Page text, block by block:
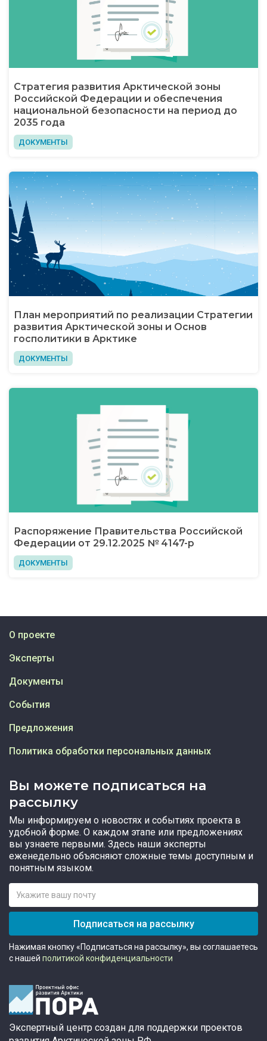
Стратегия развития Арктической зоны
Российской Федерации и обеспечения
национальной безопасности на период до
2035 года
ДОКУМЕНТЫ
План мероприятий по реализации Стратегии
развития Арктической зоны и Основ
госполитики в Арктике
ДОКУМЕНТЫ
Распоряжение Правительства Российской
Федерации от 29.12.2025 № 4147-р
ДОКУМЕНТЫ
Вы можете подписаться на
рассылку
Мы информируем о новостях и событиях проекта в
удобной форме. О каждом этапе или предложениях
вы узнаете первыми. Здесь наши эксперты
еженедельно объясняют сложные темы доступным и
понятным языком.
Подписаться на рассылку
Нажимая кнопку «Подписаться на рассылку», вы соглашаетесь
с нашей политикой конфиденциальности
О проекте
Эксперты
Документы
События
Предложения
Политика обработки персональных данных
Экспертный центр создан для поддержки проектов